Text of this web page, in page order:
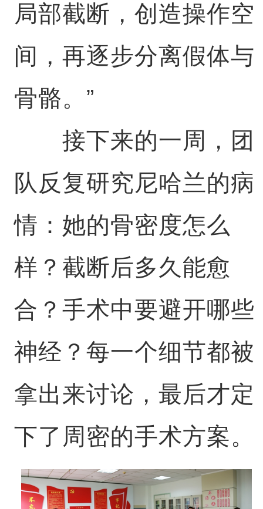
局部截断，创造操作空
间，再逐步分离假体与
骨骼。”
接下来的一周，团
队反复研究尼哈兰的病
情：她的骨密度怎么
样？截断后多久能愈
合？手术中要避开哪些
神经？每一个细节都被
拿出来讨论，最后才定
下了周密的手术方案。